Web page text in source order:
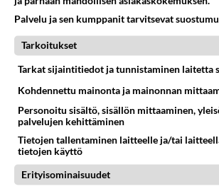
Kommentoi aloitusta...
Ketjusta on poistettu0
Takaisin ylös
LUETUIMMAT KESKUSTELUT
PÄIVÄ VIIKKO KUUKAUSI
Palvelu ja sen kumppanit tarvitsevat
Tarkoitukset
Tarkat sijaintitiedot ja tunnistaminen laitetta
Kohdennettu mainonta ja mainonnan
Personoitu sisältö, sisällön mittaaminen,
palvelujen kehittäminen
Tietojen tallentaminen laitteelle ja/tai
tietojen käyttö
Erityisominaisuudet